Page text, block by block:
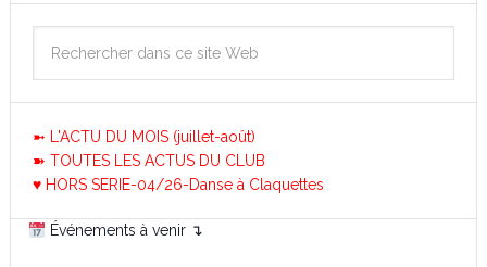
➼ L'ACTU DU MOIS (juillet-août)
➽ TOUTES LES ACTUS DU CLUB
♥ HORS SERIE-04/26-Danse à Claquettes
Événements à venir ↴